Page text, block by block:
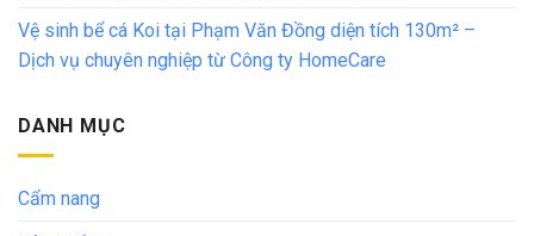
Vệ sinh bể cá Koi tại Phạm Văn Đồng diện tích 130m² –
Dịch vụ chuyên nghiệp từ Công ty HomeCare
DANH MỤC
Cẩm nang